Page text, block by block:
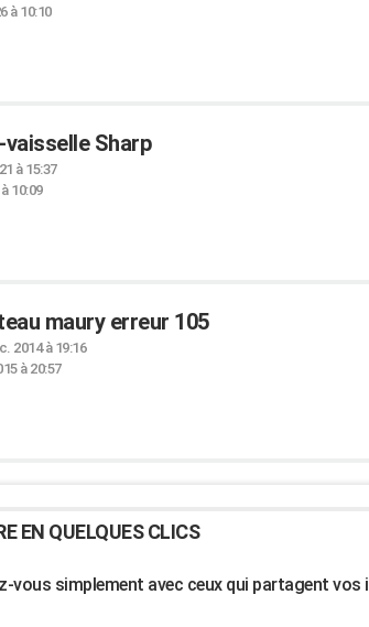
à 10:10
Sharp
à 15:37
10:09
maury erreur 105
2014 à 19:16
à 20:57
EN QUELQUES CLICS
vous simplement avec ceux qui partagent vos